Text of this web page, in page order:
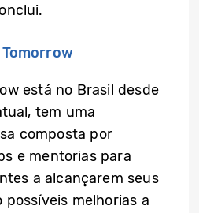
está no Brasil desde
tem uma
composta por
e mentorias para
a alcançarem seus
melhorias a